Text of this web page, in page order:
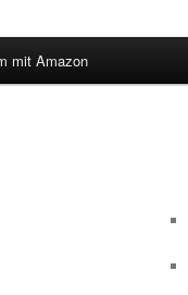
mit Amazon